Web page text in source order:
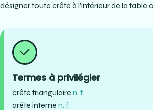
désigner toute crête à l’intérieur de la table
Termes à privilégier
crête triangulaire n. f.
arête interne n. f.